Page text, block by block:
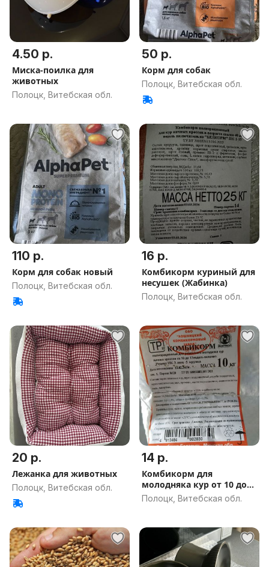
4.50 р.
Миска-поилка для
животных
Полоцк, Витебская обл.
50 р.
Корм для собак
Полоцк, Витебская обл.
110 р.
Корм для собак новый
Полоцк, Витебская обл.
16 р.
Комбикорм куриный для
несушек (Жабинка)
Полоцк, Витебская обл.
20 р.
Лежанка для животных
Полоцк, Витебская обл.
14 р.
Комбикорм для
молодняка кур от 10 до
17 недель
Полоцк, Витебская обл.